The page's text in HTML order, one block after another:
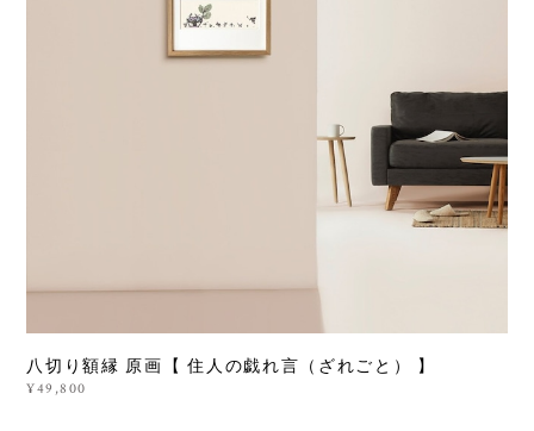
八切り額縁 原画【 住人の戯れ言（ざれごと） 】
¥49,800